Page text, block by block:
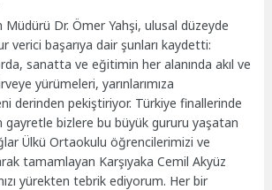
Dr. Ömer Yahşi, ulusal düzeyde
verici başarıya dair şunları kaydetti:
sanatta ve eğitimin her alanında akıl ve
yürümeleri, yarınlarımıza
derinden pekiştiriyor. Türkiye finallerinde
gayretle bizlere bu büyük gururu yaşatan
Ülkü Ortaokulu öğrencilerimizi ve
tamamlayan Karşıyaka Cemil Akyüz
yürekten tebrik ediyorum. Her bir